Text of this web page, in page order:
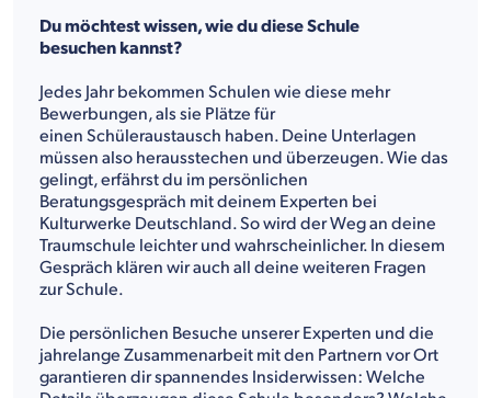
Du möchtest wissen, wie du diese Schule
besuchen kannst?
Jedes Jahr bekommen Schulen wie diese mehr
Bewerbungen, als sie Plätze für
einen Schüleraustausch haben. Deine Unterlagen
müssen also herausstechen und überzeugen. Wie das
gelingt, erfährst du im persönlichen
Beratungsgespräch mit deinem Experten bei
Kulturwerke Deutschland. So wird der Weg an deine
Traumschule leichter und wahrscheinlicher. In diesem
Gespräch klären wir auch all deine weiteren Fragen
zur Schule.
Die persönlichen Besuche unserer Experten und die
jahrelange Zusammenarbeit mit den Partnern vor Ort
garantieren dir spannendes Insiderwissen: Welche